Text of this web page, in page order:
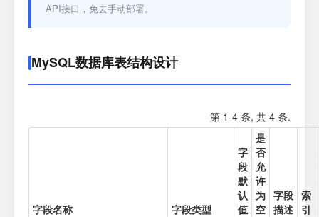
API接口，免去手动部署。
MySQL数据库表结构设计
第 1-4 条, 共 4 条.
字段名称 字段类型
字
段
默
认
值
是
否
允
许
为
空
字段
描述
索
引